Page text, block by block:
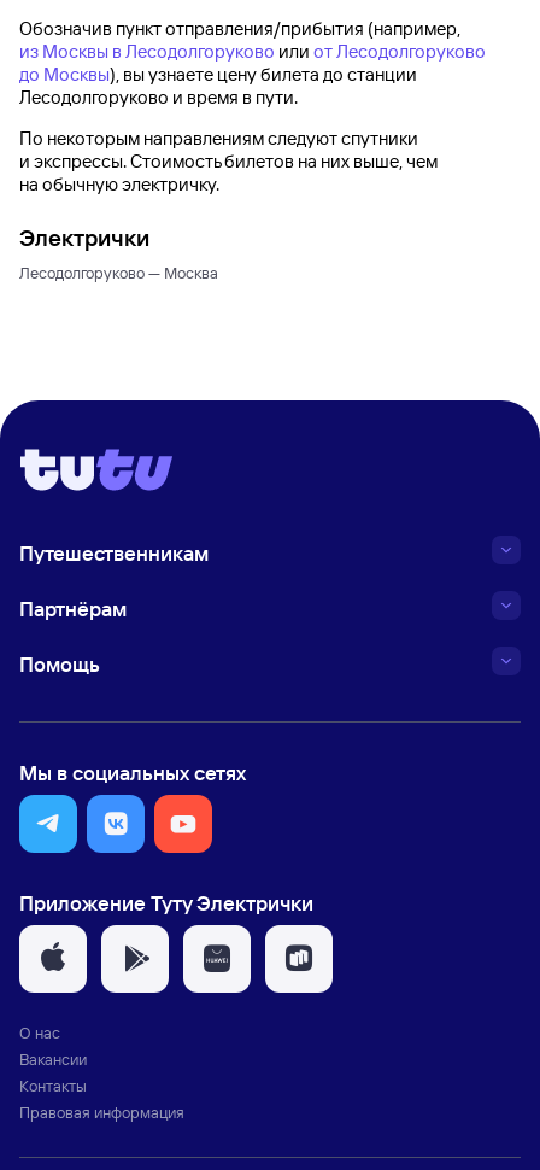
Обозначив пункт отправления/прибытия (например,
из Москвы в Лесодолгоруково или от Лесодолгоруково
до Москвы), вы узнаете цену билета до станции
Лесодолгоруково и время в пути.
По некоторым направлениям следуют спутники
и экспрессы. Стоимость билетов на них выше, чем
на обычную электричку.
Электрички
Лесодолгоруково — Москва
Путешественникам
Партнёрам
Помощь
Мы в социальных сетях
Приложение Туту Электрички
О нас
Вакансии
Контакты
Правовая информация